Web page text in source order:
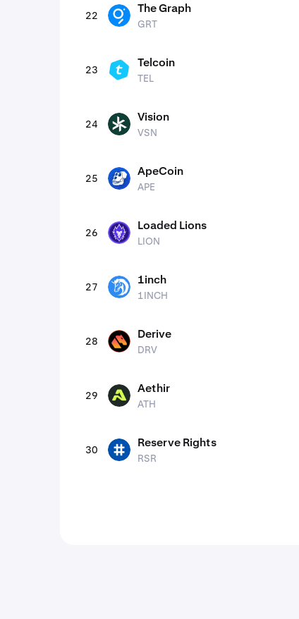
22 GRT The Graph
GRT
23 TEL Telcoin
TEL
24 VSN Vision
VSN
25 APE ApeCoin
APE
26 LION Loaded Lions
LION
27 1INCH 1inch
1INCH
28 DRV Derive
DRV
29 ATH Aethir
ATH
30 RSR Reserve Rights
RSR